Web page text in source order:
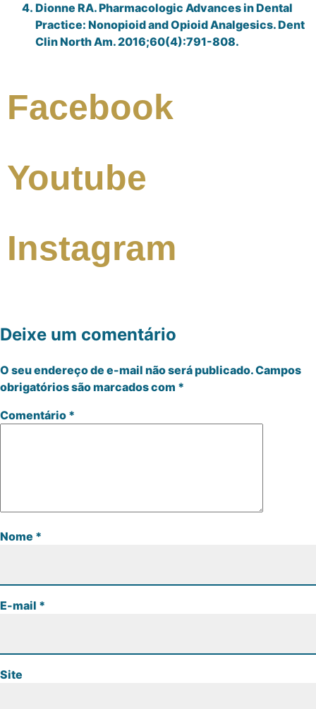
Dionne RA. Pharmacologic Advances in Dental
Practice: Nonopioid and Opioid Analgesics. Dent
Clin North Am. 2016;60(4):791-808.
Facebook
Youtube
Instagram
Deixe um comentário
O seu endereço de e-mail não será publicado.Campos
obrigatórios são marcados com *
Comentário *
Nome *
E-mail *
Site